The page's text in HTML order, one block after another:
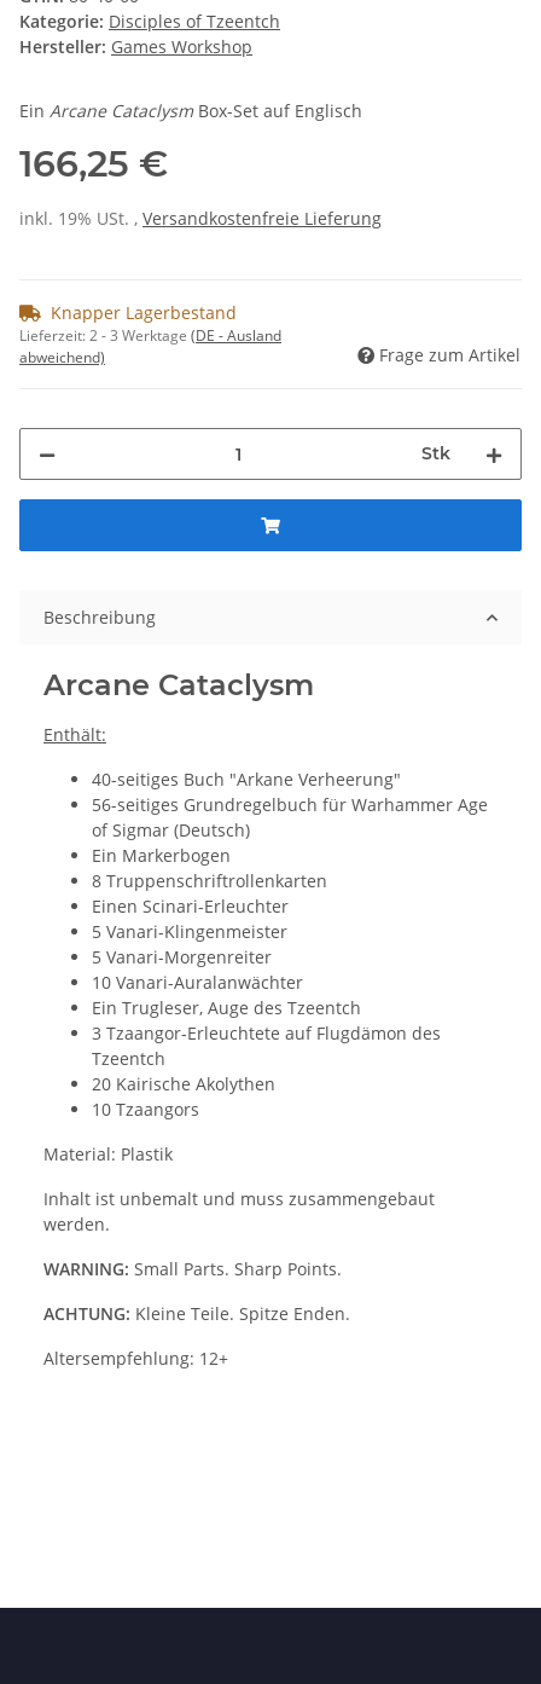
Kategorie: Disciples of Tzeentch
Hersteller: Games Workshop
Ein Arcane CataclysmBox-Set auf Englisch
166,25 €
inkl. 19% USt. , Versandkostenfreie Lieferung
Knapper Lagerbestand
Lieferzeit:2 - 3 Werktage (DE - Ausland
abweichend)
Frage zum Artikel
Stk
Beschreibung
Arcane Cataclysm
Enthält:
40-seitiges Buch "Arkane Verheerung"
56-seitiges Grundregelbuch für Warhammer Age
of Sigmar (Deutsch)
Ein Markerbogen
8 Truppenschriftrollenkarten
Einen Scinari-Erleuchter
5 Vanari-Klingenmeister
5 Vanari-Morgenreiter
10 Vanari-Auralanwächter
Ein Trugleser, Auge des Tzeentch
3 Tzaangor-Erleuchtete auf Flugdämon des
Tzeentch
20 Kairische Akolythen
10 Tzaangors
Material: Plastik
Inhalt ist unbemalt und muss zusammengebaut
werden.
WARNING: Small Parts. Sharp Points.
ACHTUNG: Kleine Teile. Spitze Enden.
Altersempfehlung: 12+